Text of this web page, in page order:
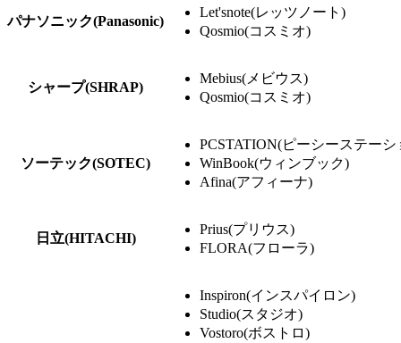
パナソニック(Panasonic)
Let'snote(レッツノート)
Qosmio(コスミオ)
シャープ(SHRAP)
Mebius(メビウス)
Qosmio(コスミオ)
ソーテック(SOTEC)
PCSTATION(ピーシーステーシ
WinBook(ウィンブック)
Afina(アフィーナ)
日立(HITACHI)
Prius(プリウス)
FLORA(フローラ)
Inspiron(インスパイロン)
Studio(スタジオ)
Vostoro(ボストロ)